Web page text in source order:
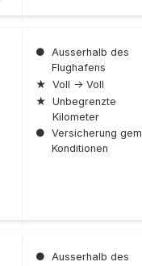
● Ausserhalb des
Flughafens
★ Voll → Voll
★ Unbegrenzte
Kilometer
● Versicherung
Konditionen
● Ausserhalb des